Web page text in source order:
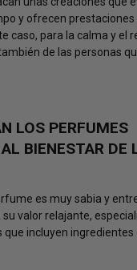
y ofrecen
caso, para la calma y el
de las personas
LOS PERFUMES
BIENESTAR DE
es muy sabia y
valor relajante,
que incluyen ingredientes